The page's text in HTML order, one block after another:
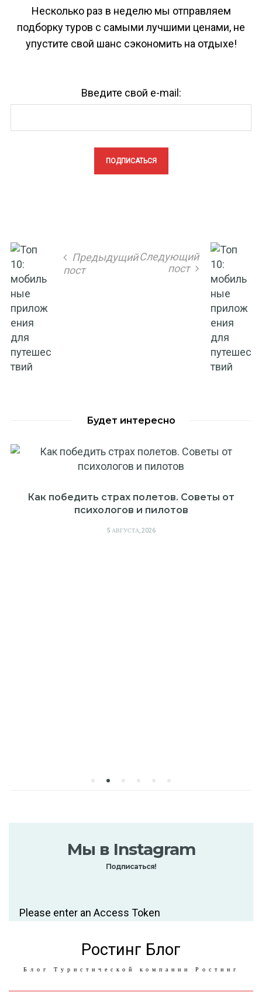
Несколько раз в неделю мы отправляем
подборку туров с самыми лучшими ценами, не
упустите свой шанс сэкономить на отдыхе!
Введите свой e-mail:
Предыдущий
пост
Следующий
пост
Будет интересно
Как победить страх полетов. Советы от
психологов и пилотов
POSTED
5 АВГУСТА, 2026
Мы в Instagram
Подписаться!
Please enter an Access Token
Ростинг Блог
Блог Туристической компании Ростинг